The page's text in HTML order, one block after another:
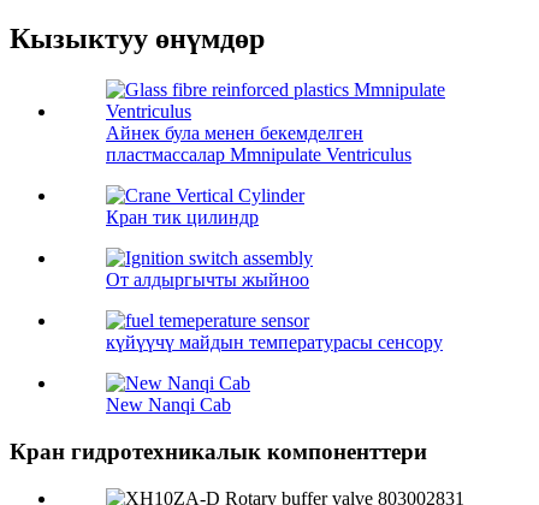
Кызыктуу өнүмдөр
Айнек була менен бекемделген
пластмассалар Mmnipulate Ventriculus
Кран тик цилиндр
От алдыргычты жыйноо
күйүүчү майдын температурасы сенсору
New Nanqi Cab
Кран гидротехникалык компоненттери